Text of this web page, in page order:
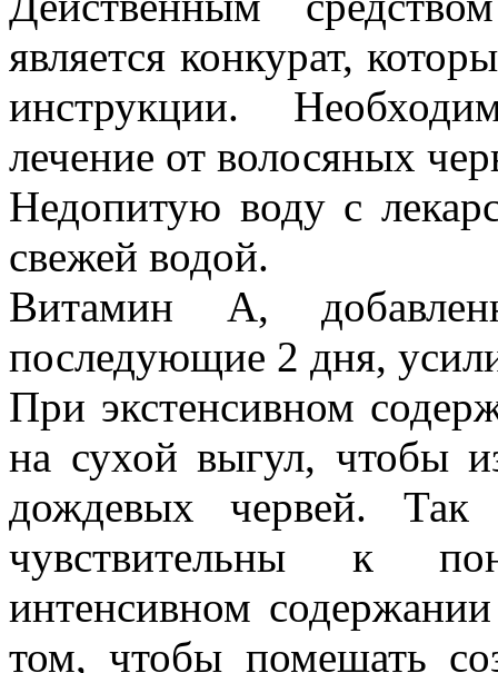
является конкурат,
инструкции.
лечение от волосяных
Недопитую воду с
свежей водой.
Витамин А,
последующие 2 дня,
При экстенсивном
на сухой выгул, чтобы
дождевых червей. Так
чувствительны к
интенсивном
том, чтобы помешать